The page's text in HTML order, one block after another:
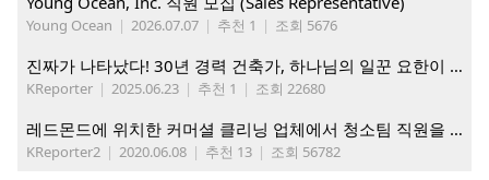
Young Ocean | 2026.07.07 | 추천 1 | 조회 5676
진짜가 나타났다! 30년 경력 건축가, 하나님의 일꾼 요한이 책임 시공합니다.
KReporter | 2025.06.23 | 추천 1 | 조회 22680
레드몬드에 위치한 커머셜 클리닝 업체에서 청소팀 직원을 모집합니다.
KReporter2 | 2020.06.08 | 추천 13 | 조회 56782